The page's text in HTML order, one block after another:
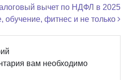
вычет по НДФЛ в 2025
обучение, фитнес и не только
вам необходимо